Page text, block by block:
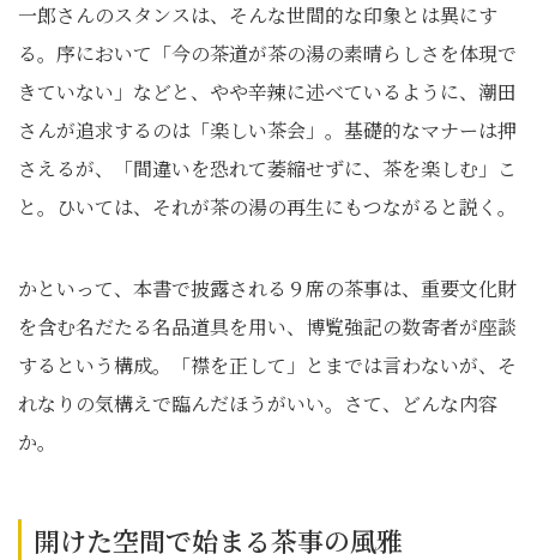
一郎さんのスタンスは、そんな世間的な印象とは異にす
る。序において「今の茶道が茶の湯の素晴らしさを体現で
きていない」などと、やや辛辣に述べているように、潮田
さんが追求するのは「楽しい茶会」。基礎的なマナーは押
さえるが、「間違いを恐れて萎縮せずに、茶を楽しむ」こ
と。ひいては、それが茶の湯の再生にもつながると説く。
かといって、本書で披露される９席の茶事は、重要文化財
を含む名だたる名品道具を用い、博覧強記の数寄者が座談
するという構成。「襟を正して」とまでは言わないが、そ
れなりの気構えで臨んだほうがいい。さて、どんな内容
か。
開けた空間で始まる茶事の風雅